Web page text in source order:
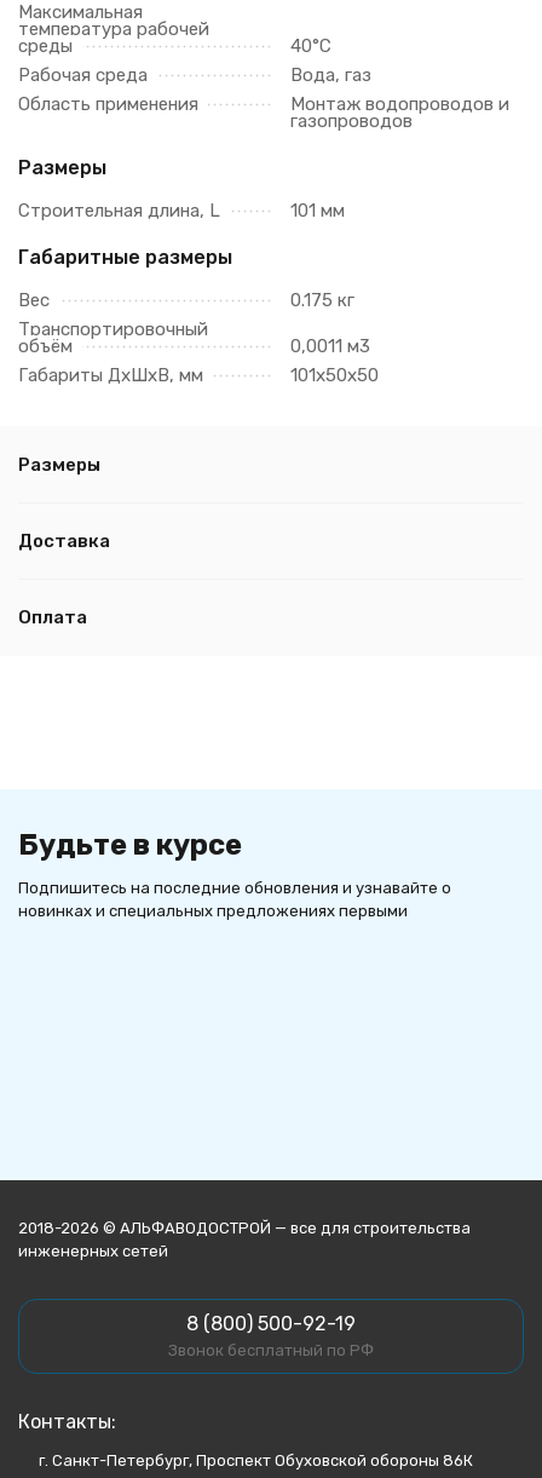
Максимальная
температура рабочей
среды
40°C
Рабочая среда
Вода, газ
Область применения
Монтаж водопроводов и
газопроводов
Размеры
Строительная длина, L 101 мм
Габаритные размеры
Вес
0.175 кг
Транспортировочный
объём
0,0011 м3
Габариты ДхШхВ, мм
101х50х50
Размеры
Доставка
Оплата
Будьте в курсе
Подпишитесь на последние обновления и узнавайте о
новинках и специальных предложениях первыми
2018-2026 © АЛЬФАВОДОСТРОЙ — все для строительства
инженерных сетей
8 (800) 500-92-19
Звонок бесплатный по РФ
Контакты:
г. Санкт-Петербург, Проспект Обуховской обороны 86К